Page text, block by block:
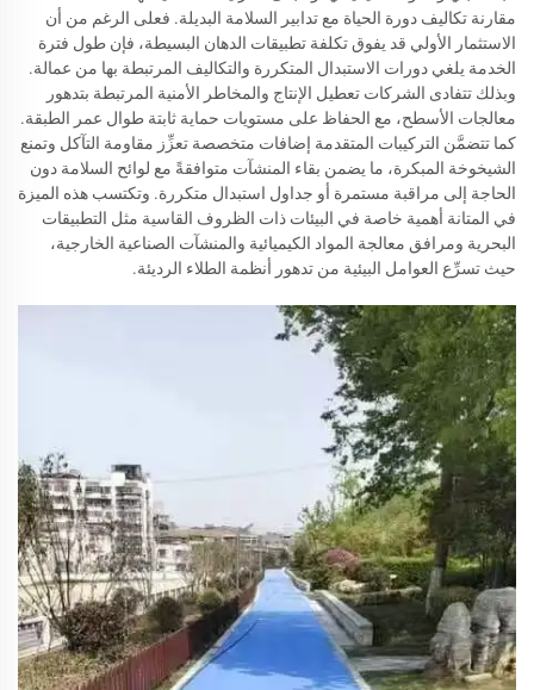
مقارنة تكاليف دورة الحياة مع تدابير السلامة البديلة. فعلى الرغم من أن
الاستثمار الأولي قد يفوق تكلفة تطبيقات الدهان البسيطة، فإن طول فترة
الخدمة يلغي دورات الاستبدال المتكررة والتكاليف المرتبطة بها من عمالة.
وبذلك تتفادى الشركات تعطيل الإنتاج والمخاطر الأمنية المرتبطة بتدهور
معالجات الأسطح، مع الحفاظ على مستويات حماية ثابتة طوال عمر الطبقة.
كما تتضمَّن التركيبات المتقدمة إضافات متخصصة تعزِّز مقاومة التآكل وتمنع
الشيخوخة المبكرة، ما يضمن بقاء المنشآت متوافقةً مع لوائح السلامة دون
الحاجة إلى مراقبة مستمرة أو جداول استبدال متكررة. وتكتسب هذه الميزة
في المتانة أهمية خاصة في البيئات ذات الظروف القاسية مثل التطبيقات
البحرية ومرافق معالجة المواد الكيميائية والمنشآت الصناعية الخارجية،
حيث تسرِّع العوامل البيئية من تدهور أنظمة الطلاء الرديئة.